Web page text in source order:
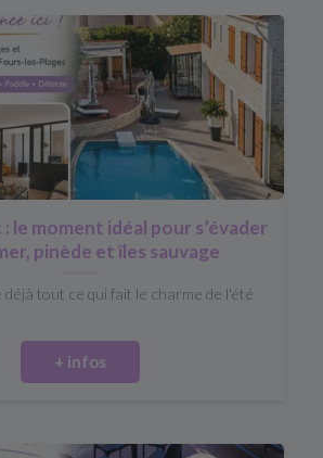
: le moment idéal pour s’évader
pinède et îles sauvage
déjà tout ce qui fait le charme de l'été
+ infos